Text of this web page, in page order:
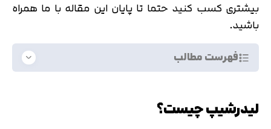
بیشتری کسب کنید حتما تا پایان این مقاله با ما همراه
باشید.
فهرست مطالب
لیدرشیپ چیست؟